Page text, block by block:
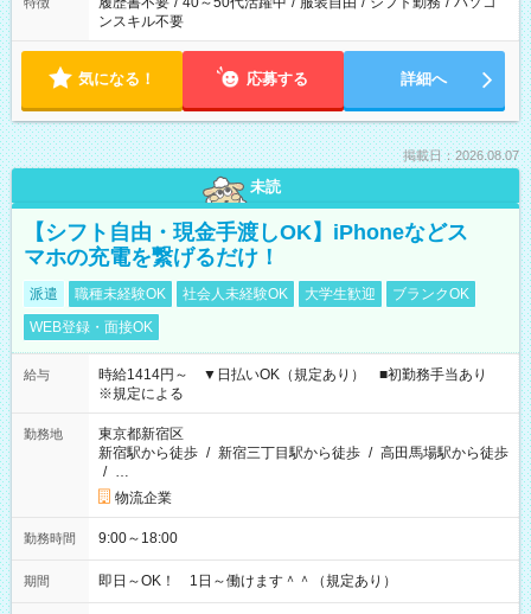
ンスキル不要
気になる！ 応募する 詳細へ
掲載日：2026.08.07
未読
【シフト自由・現金手渡しOK】iPhoneなどス
マホの充電を繋げるだけ！
派遣 職種未経験OK 社会人未経験OK 大学生歓迎
ブランクOK
WEB登録・面接OK
給与
時給1414円～ ▼日払いOK（規定あり） ■初勤務手当あり
※規定による
勤務地
東京都新宿区
新宿駅から徒歩 / 新宿三丁目駅から徒歩 / 高田馬場駅から徒歩
/ …
物流企業
勤務時間 9:00～18:00
期間 即日～OK！ 1日～働けます＾＾（規定あり）